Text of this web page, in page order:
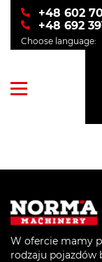
+48 602
+48 692
Choose language:
W ofercie mamy
rodzaju pojazdów